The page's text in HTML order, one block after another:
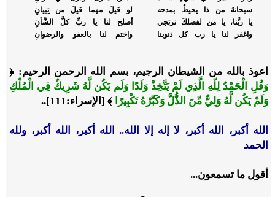
سبحانهُ من ذا يحيطُ بمدحه
لو قيلَ مهما قيلَ من تِبيانِ
يا ربَّنا، يا من لفضلكَ نرتجي
أصلح لنا يا ربِّ كلَّ الشَّأنِ
واغفر لنا يا رب كل ذنوبنا
واختم لنا بالعفو والرضوانِ
اعوذ بالله من الشيطان الرجيم، بسم الله الرحمن الرحيم: ﴿
وَقُلِ الْحَمْدُ لِلّهِ الَّذِي لَمْ يَتَّخِذْ وَلَدًا وَلَم يَكُن لَّهُ شَرِيكٌ فِي الْمُلْكِ
وَلَمْ يَكُن لَّهُ وَلِيٌّ مِّنَ الذُّلَّ وَكَبِّرْهُ تَكْبِيرًا
﴾ [الإسراء:111]..
الله أكبر، الله أكبر، لا إله إلا الله.. الله أكبر، الله أكبر، ولله
الحمد
أقول ما تسمعون...